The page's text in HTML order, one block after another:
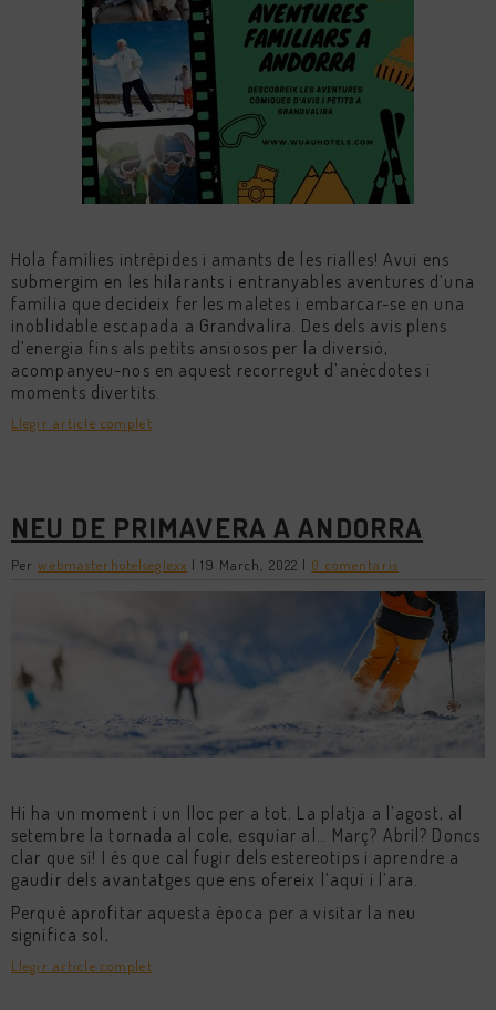
Hola famílies intrèpides i amants de les rialles! Avui ens
submergim en les hilarants i entranyables aventures d’una
família que decideix fer les maletes i embarcar-se en una
inoblidable escapada a Grandvalira. Des dels avis plens
d’energia fins als petits ansiosos per la diversió,
acompanyeu-nos en aquest recorregut d’anècdotes i
moments divertits.
Llegir article complet
NEU DE PRIMAVERA A ANDORRA
Perwebmasterhotelseglexx |19 March, 2022 | 0 comentaris
Hi ha un moment i un lloc per a tot. La platja a l’agost, al
setembre la tornada al cole, esquiar al… Març? Abril? Doncs
clar que sí! I és que cal fugir dels estereotips i aprendre a
gaudir dels avantatges que ens ofereix l’aquí i l’ara.
Perquè aprofitar aquesta època per a visitar la neu
significa sol,
Llegir article complet